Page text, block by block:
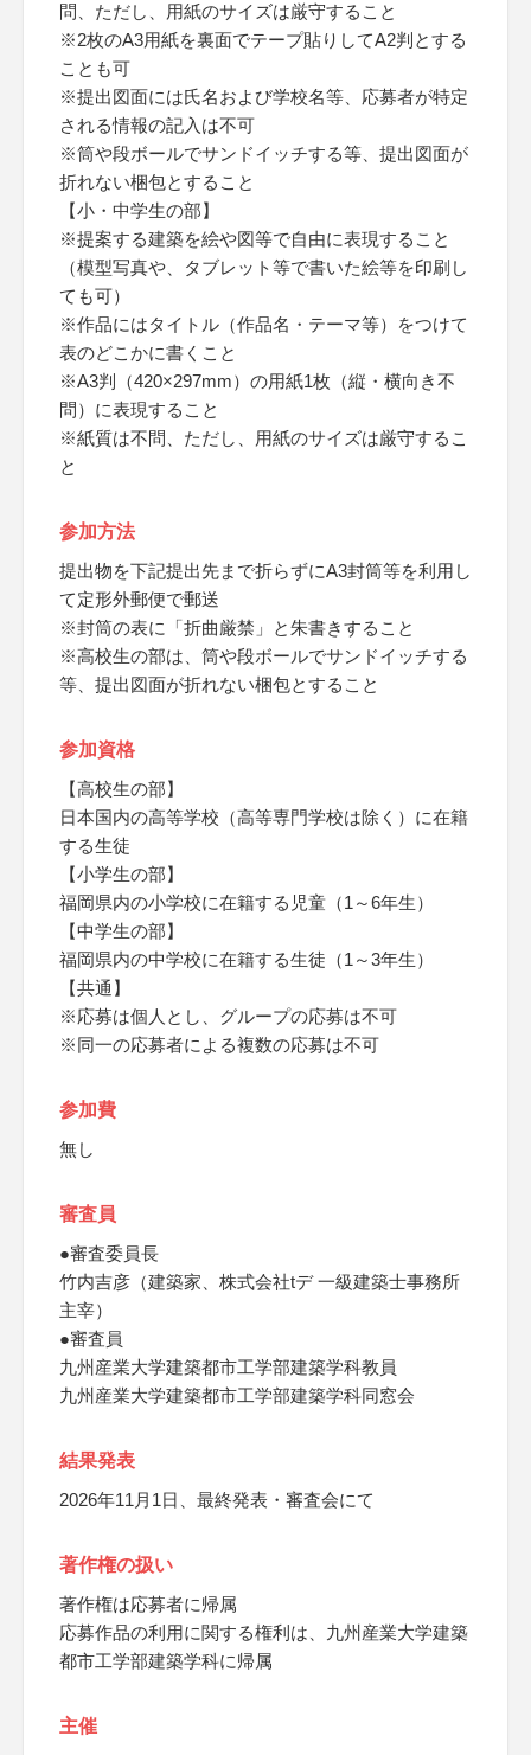
問、ただし、用紙のサイズは厳守すること
※2枚のA3用紙を裏面でテープ貼りしてA2判とする
ことも可
※提出図面には氏名および学校名等、応募者が特定
される情報の記入は不可
※筒や段ボールでサンドイッチする等、提出図面が
折れない梱包とすること
【小・中学生の部】
※提案する建築を絵や図等で自由に表現すること
（模型写真や、タブレット等で書いた絵等を印刷し
ても可）
※作品にはタイトル（作品名・テーマ等）をつけて
表のどこかに書くこと
※A3判（420×297mm）の用紙1枚（縦・横向き不
問）に表現すること
※紙質は不問、ただし、用紙のサイズは厳守するこ
と
参加方法
提出物を下記提出先まで折らずにA3封筒等を利用し
て定形外郵便で郵送
※封筒の表に「折曲厳禁」と朱書きすること
※高校生の部は、筒や段ボールでサンドイッチする
等、提出図面が折れない梱包とすること
参加資格
【高校生の部】
日本国内の高等学校（高等専門学校は除く）に在籍
する生徒
【小学生の部】
福岡県内の小学校に在籍する児童（1～6年生）
【中学生の部】
福岡県内の中学校に在籍する生徒（1～3年生）
【共通】
※応募は個人とし、グループの応募は不可
※同一の応募者による複数の応募は不可
参加費
無し
審査員
●審査委員長
竹内吉彦（建築家、株式会社tデ 一級建築士事務所
主宰）
●審査員
九州産業大学建築都市工学部建築学科教員
九州産業大学建築都市工学部建築学科同窓会
結果発表
2026年11月1日、最終発表・審査会にて
著作権の扱い
著作権は応募者に帰属
応募作品の利用に関する権利は、九州産業大学建築
都市工学部建築学科に帰属
主催